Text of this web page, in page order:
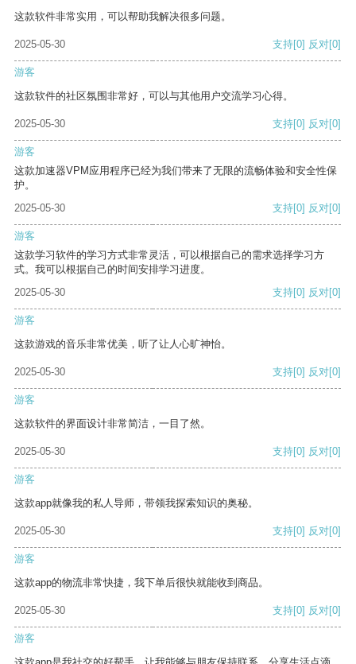
这款软件非常实用，可以帮助我解决很多问题。
2025-05-30 支持[0] 反对[0]
游客
这款软件的社区氛围非常好，可以与其他用户交流学习心得。
2025-05-30 支持[0] 反对[0]
游客
这款加速器VPM应用程序已经为我们带来了无限的流畅体验和安全性保
护。
2025-05-30
支持[0] 反对[0]
游客
这款学习软件的学习方式非常灵活，可以根据自己的需求选择学习方
式。我可以根据自己的时间安排学习进度。
2025-05-30
支持[0] 反对[0]
游客
这款游戏的音乐非常优美，听了让人心旷神怡。
2025-05-30 支持[0] 反对[0]
游客
这款软件的界面设计非常简洁，一目了然。
2025-05-30 支持[0] 反对[0]
游客
这款app就像我的私人导师，带领我探索知识的奥秘。
2025-05-30 支持[0] 反对[0]
游客
这款app的物流非常快捷，我下单后很快就能收到商品。
2025-05-30 支持[0] 反对[0]
游客